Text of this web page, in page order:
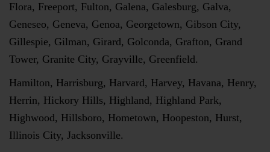
Flora, Freeport, Fulton, Galena, Galesburg, Galva,
Geneseo, Geneva, Genoa, Georgetown, Gibson City,
Gillespie, Gilman, Girard, Golconda, Grafton, Grand
Tower, Granite City, Grayville, Greenfield.
Hamilton, Harrisburg, Harvard, Harvey, Havana, Henry,
Herrin, Hickory Hills, Highland, Highland Park,
Highwood, Hillsboro, Hometown, Hoopeston, Hurst,
Illinois City, Jacksonville.